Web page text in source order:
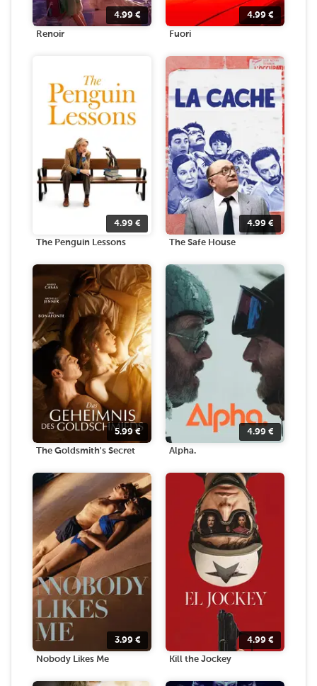
4.99 €
Renoir
4.99 €
Fuori
4.99 €
The Penguin Lessons
4.99 €
The Safe House
5.99€
The Goldsmith's Secret
4.99 €
Alpha.
3.99 €
Nobody Likes Me
4.99 €
Kill the Jockey